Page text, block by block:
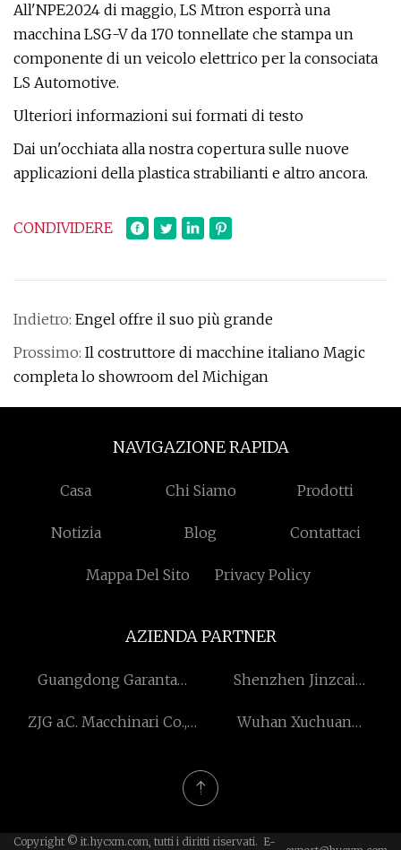
All'NPE2024 di maggio, LS Mtron esporrà una
macchina LSG-V da 170 tonnellate che stampa un
componente di un veicolo elettrico per la consociata
LS Automotive.
Ulteriori informazioni sui formati di testo
Dai un'occhiata alla nostra copertura sulle nuove
applicazioni della plastica strabilianti e altro ancora.
CONDIVIDERE
Indietro: Engel offre il suo più grande
Prossimo: Il costruttore di macchine italiano Magic
completa lo showroom del Michigan
NAVIGAZIONE RAPIDA
Casa Chi Siamo Prodotti
Notizia Blog Contattaci
Mappa Del Sito Privacy Policy
AZIENDA PARTNER
Guangdong Garanta
Ltd.
Shenzhen Jinzcai
ZJG a.C. Macchinari Co.,
Wuhan Xuchuan
Copyright © it.hycxm.com, tutti i diritti riservati. E-